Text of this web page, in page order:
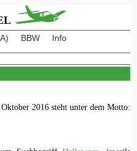
BBW
Info
2016 steht unter dem Motto: